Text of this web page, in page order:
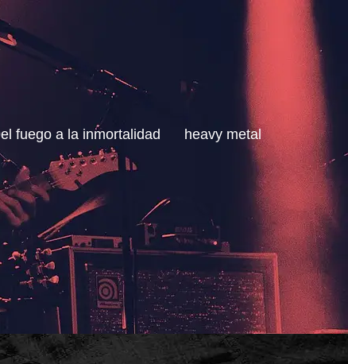
fuego a la inmortalidad heavy metal